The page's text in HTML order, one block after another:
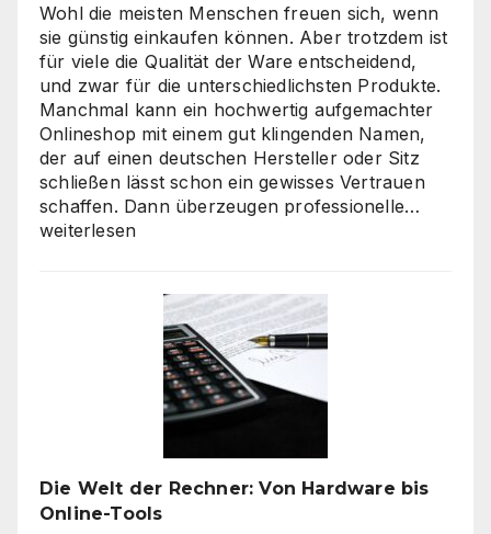
Wohl die meisten Menschen freuen sich, wenn
sie günstig einkaufen können. Aber trotzdem ist
für viele die Qualität der Ware entscheidend,
und zwar für die unterschiedlichsten Produkte.
Manchmal kann ein hochwertig aufgemachter
Onlineshop mit einem gut klingenden Namen,
der auf einen deutschen Hersteller oder Sitz
schließen lässt schon ein gewisses Vertrauen
schaffen. Dann überzeugen professionelle…
„billig“
weiterlesen
Die Welt der Rechner: Von Hardware bis
Online-Tools